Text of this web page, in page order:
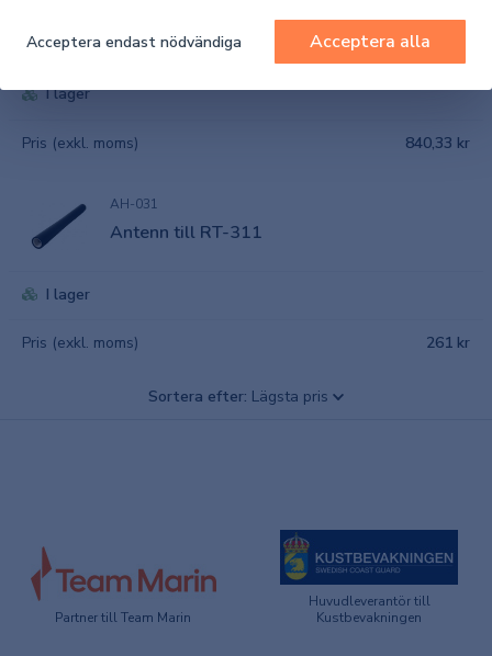
Acceptera endast nödvändiga Acceptera alla
AIS antenn 15cm Heliflex
I lager
Pris (exkl. moms) 840,33 kr
AH-031
Antenn till RT-311
I lager
Pris (exkl. moms) 261 kr
Sortera efter: Lägsta pris
Partner till Team Marin
Huvudleverantör till
Kustbevakningen